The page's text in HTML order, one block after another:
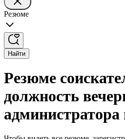
Резюме
Найти
Резюме
должность
администратора